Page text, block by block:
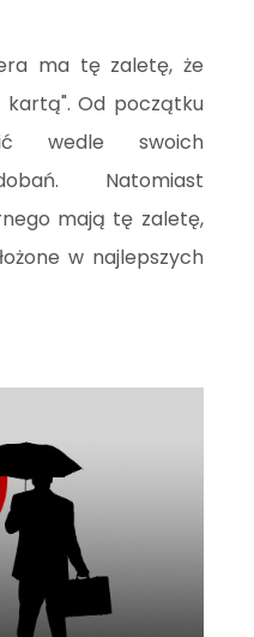
ma tę zaletę, że
Od początku
wedle swoich
Natomiast
mają tę zaletę,
w najlepszych